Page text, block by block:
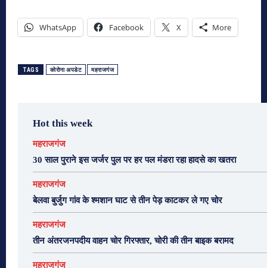
WhatsApp Facebook X More
TAGS कोरोना अपडेट महराजगंज
Hot this week
महराजगंज
30 साल पुराने इस जर्जर पुल पर हर पल मंडरा रहा हादसे का खतरा
महराजगंज
बेलवा बुर्जुग गांव के श्मशान घाट से तीन पेड़ काटकर ले गए चोर
महराजगंज
तीन अंतरजनपदीय वाहन चोर गिरफ्तार, चोरी की तीन बाइक बरामद
महराजगंज